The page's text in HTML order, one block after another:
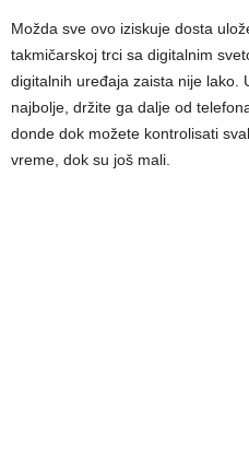
Možda sve ovo iziskuje dosta
takmičarskoj trci sa digitalnim
digitalnih uređaja zaista nije lako.
najbolje, držite ga dalje od
donde dok možete kontrolisati
vreme, dok su još mali.